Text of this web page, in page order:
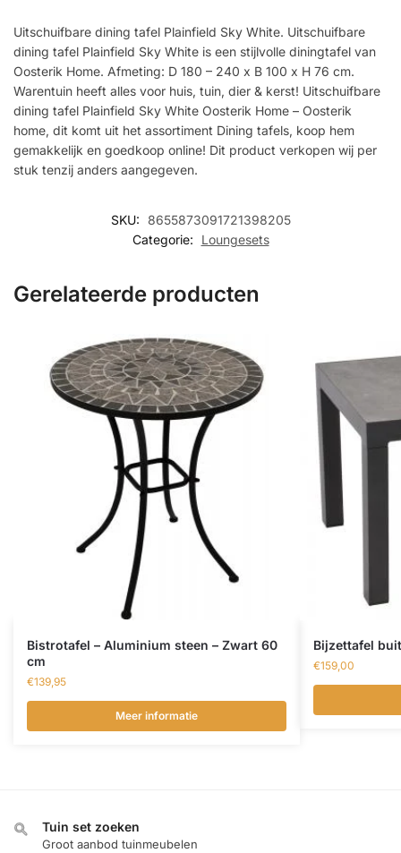
Uitschuifbare dining tafel Plainfield Sky White. Uitschuifbare
dining tafel Plainfield Sky White is een stijlvolle diningtafel van
Oosterik Home. Afmeting: D 180 – 240 x B 100 x H 76 cm.
Warentuin heeft alles voor huis, tuin, dier & kerst! Uitschuifbare
dining tafel Plainfield Sky White Oosterik Home – Oosterik
home, dit komt uit het assortiment Dining tafels, koop hem
gemakkelijk en goedkoop online! Dit product verkopen wij per
stuk tenzij anders aangegeven.
SKU:
8655873091721398205
Categorie:
Loungesets
Gerelateerde producten
Bistrotafel – Aluminium steen – Zwart 60
cm
€139,95
Meer informatie
Bijzettafel
€159,00
Tuin set zoeken
Groot aanbod tuinmeubelen